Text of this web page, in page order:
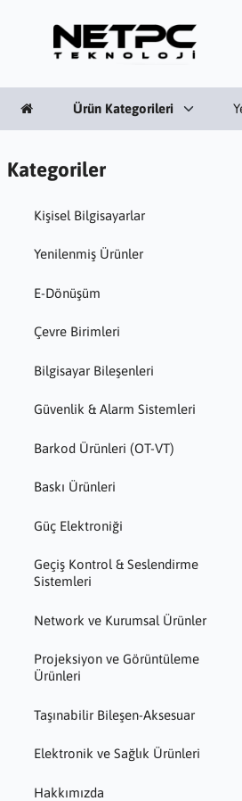
Ürün Kategorileri
Kategoriler
Kişisel Bilgisayarlar
Yenilenmiş Ürünler
E-Dönüşüm
Çevre Birimleri
Bilgisayar Bileşenleri
Güvenlik & Alarm Sistemleri
Barkod Ürünleri (OT-VT)
Baskı Ürünleri
Güç Elektroniği
Geçiş Kontrol & Seslendirme
Sistemleri
Network ve Kurumsal Ürünler
Projeksiyon ve Görüntüleme
Ürünleri
Taşınabilir Bileşen-Aksesuar
Elektronik ve Sağlık Ürünleri
Hakkımızda